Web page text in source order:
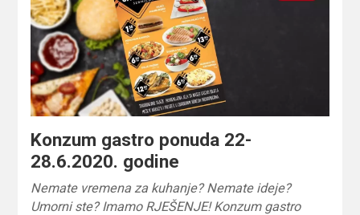
Konzum gastro ponuda 22-
28.6.2020. godine
Nemate vremena za kuhanje? Nemate ideje?
Umorni ste? Imamo RJEŠENJE! Konzum gastro